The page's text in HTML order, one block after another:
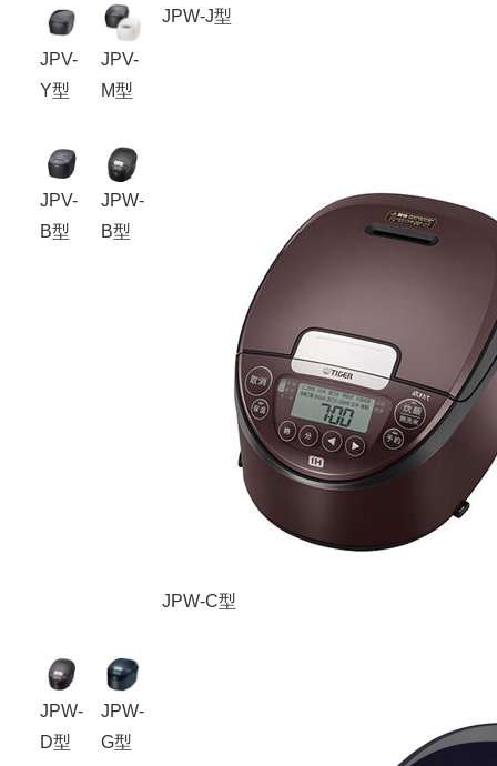
JPV-
Y型
JPV-
M型
JPW-J型
JPV-
B型
JPW-
B型
JPW-C型
JPW-
D型
JPW-
G型